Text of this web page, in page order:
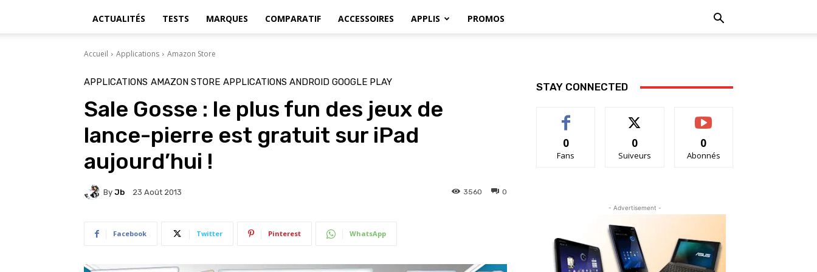
ACTUALITÉS TESTS MARQUES COMPARATIF ACCESSOIRES APPLIS PROMOS
Accueil Applications Amazon Store
APPLICATIONS AMAZON STORE APPLICATIONS ANDROID GOOGLE PLAY
Sale Gosse : le plus fun des jeux de
lance-pierre est gratuit sur iPad
aujourd’hui !
By Jb 23 Août 2013 0
3560
Facebook Twitter Pinterest WhatsApp
STAY CONNECTED
0
Fans
0
Suiveurs
0
Abonnés
- Advertisement -